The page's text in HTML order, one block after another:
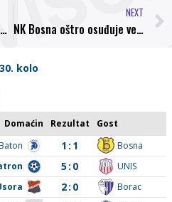
Fočić i Bešlija lagano slažu tim za povratak u Prvu ligu
NEXT
NK Bosna oštro osuđuje verbalni napad kojem je tokom treninga bio izložen Šef stručnog štaba Adnan Fočić